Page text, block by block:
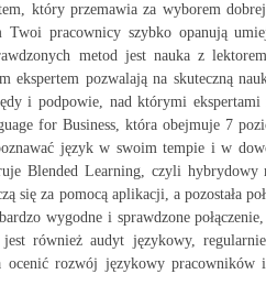
który przemawia za wyborem
Twoi pracownicy szybko opanują
metod jest nauka z
ekspertem pozwalają na skuteczną
i podpowie, nad którymi
for Business, która obejmuje 7
język w swoim tempie i w
Blended Learning, czyli
się za pomocą aplikacji, a pozostała
wygodne i sprawdzone
jest również audyt językowy,
ocenić rozwój językowy pracowników